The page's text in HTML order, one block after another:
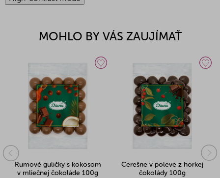
MOHLO BY VÁS ZAUJÍMAŤ
Rumové guličky s kokosom
v mliečnej čokoláde 100g
Čerešne v poleve z horkej
čokolády 100g